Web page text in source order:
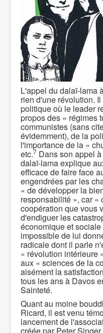
L'appel du dalaï-lama
rien d'une révolution.
politique où le leader
propos des « régimes
communistes (sans
évidemment), de la
l'importance de la «
etc.7 Dans son appel
dalaï-lama explique
efficace de faire face
engendrées par les
« de développer la
responsabilité », car «
coopération que vous
d'endiguer les
économique et sociale
impossible de lui
radicale dont il parle
« révolution intérieure
aux « sciences de la
aisément la
tous les ans à Davos
Sainteté.
Quant au moine
Ricard, il est venu
lancement de